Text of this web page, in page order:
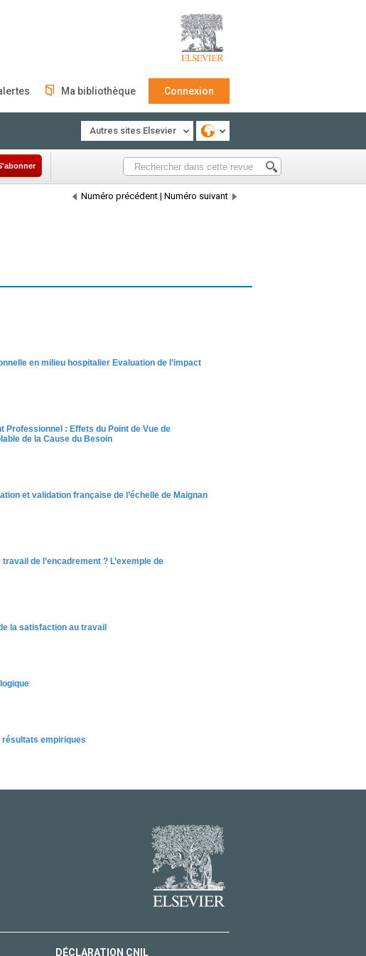
Ma bibliothèque Connexion
Autres sites Elsevier
Numéro précédent | Numéro suivant
en milieu hospitalier Evaluation de l’impact
Professionnel : Effets du Point de Vue de
de la Cause du Besoin
et validation française de l’échelle de Maignan
de l’encadrement ? L’exemple de
la satisfaction au travail
résultats empiriques
DÉCLARATION CNIL